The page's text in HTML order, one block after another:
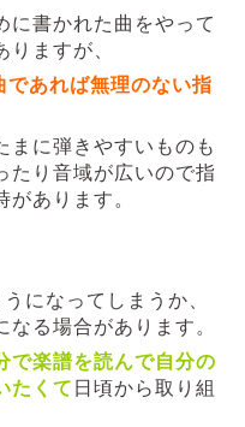
に書かれた曲をやって
ますが、
あれば無理のない指
まに弾きやすいものも
たり音域が広いので指
あります。
になってしまうか、
る場合があります。
で楽譜を読んで自分の
たくて 日頃から取り組